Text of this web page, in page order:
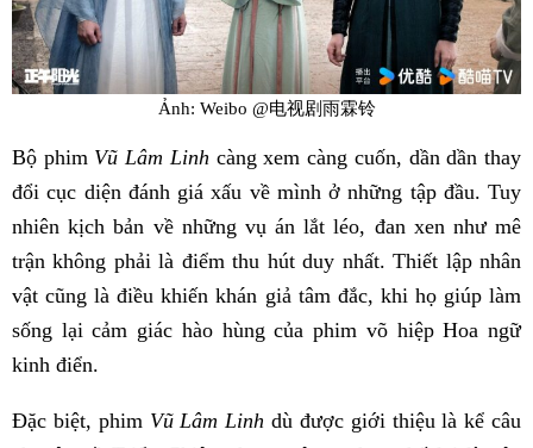
Ảnh: Weibo @电视剧雨霖铃
Bộ phim Vũ Lâm Linh càng xem càng cuốn, dần dần thay
đổi cục diện đánh giá xấu về mình ở những tập đầu. Tuy
nhiên kịch bản về những vụ án lắt léo, đan xen như mê
trận không phải là điểm thu hút duy nhất. Thiết lập nhân
vật cũng là điều khiến khán giả tâm đắc, khi họ giúp làm
sống lại cảm giác hào hùng của phim võ hiệp Hoa ngữ
kinh điển.
Đặc biệt, phim Vũ Lâm Linh dù được giới thiệu là kể câu